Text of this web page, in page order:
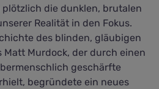
die dunklen, brutalen
Realität in den Fokus.
des blinden, gläubigen
Matt Murdock, der durch einen
geschärfte
begründete ein neues